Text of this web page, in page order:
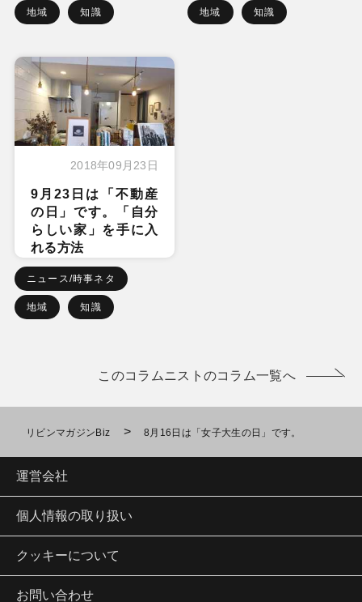
地域 知識 地域 知識
2018年09月23日
9月23日は「不動産
の日」です。「自分
らしい家」を手に入
れる方法
ニュース/時事ネタ
地域 知識
このコラムニストのコラム一覧へ
リビンマガジンBiz > 8月16日は「女子大生の日」です。
運営会社
個人情報の取り扱い
クッキーについて
お問い合わせ